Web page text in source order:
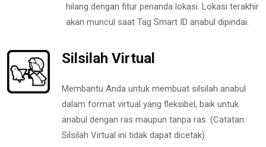
hilang dengan fitur penanda lokasi. Lokasi terakhir
akan muncul saat Tag Smart ID anabul dipindai.
Silsilah Virtual
Membantu Anda untuk membuat silsilah anabul
dalam format virtual yang fleksibel, baik untuk
anabul dengan ras maupun tanpa ras. (Catatan:
Silsilah Virtual ini tidak dapat dicetak).